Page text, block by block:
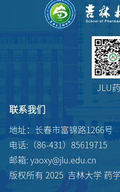
JLU
联系我们
地址：长春市富锦路1266号
电话:（86-431）85619715
邮箱: yaoxy@jlu.edu.cn
版权所有 2025 吉林大学 药